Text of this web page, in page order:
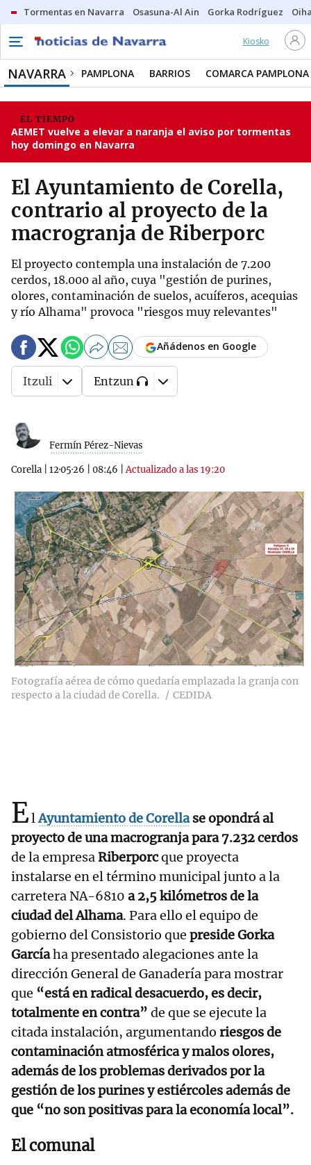
Tormentas en Navarra Osasuna-Al Ain Gorka Rodríguez
Kiosko
NAVARRA PAMPLONA BARRIOS COMARCA PAMPLONA
EL TIEMPO
AEMET vuelve a elevar a naranja el aviso por tormentas
hoy domingo en Navarra
El Ayuntamiento de Corella,
contrario al proyecto de la
macrogranja de Riberporc
El proyecto contempla una instalación de 7.200
cerdos, 18.000 al año, cuya "gestión de purines,
olores, contaminación de suelos, acuíferos, acequias
y río Alhama" provoca "riesgos muy relevantes"
Fermín Pérez-Nievas
Corella 12·05·26 08:46 |Actualizado a las 19:20
Añádenos en Google
Itzuli Entzun
Fotografía aérea de cómo quedaría emplazada la granja con
respecto a la ciudad de Corella.
CEDIDA
ElAyuntamiento de Corellase opondrá al
proyecto de una macrogranja para 7.232 cerdos
de la empresaRiberporcque proyecta
instalarse en el término municipal junto a la
carretera NA-6810 a 2,5 kilómetros de la
ciudad del Alhama. Para ello el equipo de
gobierno del Consistorio que preside Gorka
Garcíaha presentado alegaciones ante la
dirección General de Ganadería para mostrar
que “está en radical desacuerdo, es decir,
totalmente en contra” de que se ejecute la
citada instalación, argumentando riesgos de
contaminación atmosférica y malos olores,
además de los problemas derivados por la
gestión de los purines y estiércoles además de
que “no son positivas para la economía local”.
El comunal